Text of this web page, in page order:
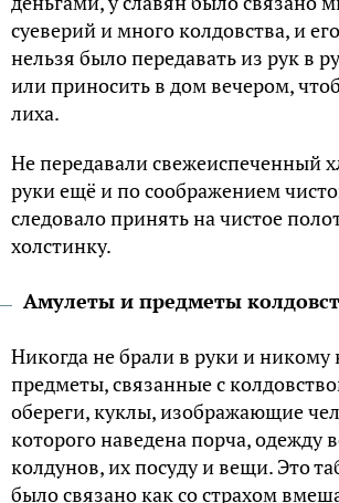
суеверий и много колдовства, и
нельзя было передавать из рук в
или приносить в дом вечером,
лиха.
Не передавали свежеиспеченный
руки ещё и по соображением
следовало принять на чистое
холстинку.
Амулеты и предметы
Никогда не брали в руки и никому
предметы, связанные с
обереги, куклы, изображающие
которого наведена порча, одежду
колдунов, их посуду и вещи. Это
было связано как со страхом